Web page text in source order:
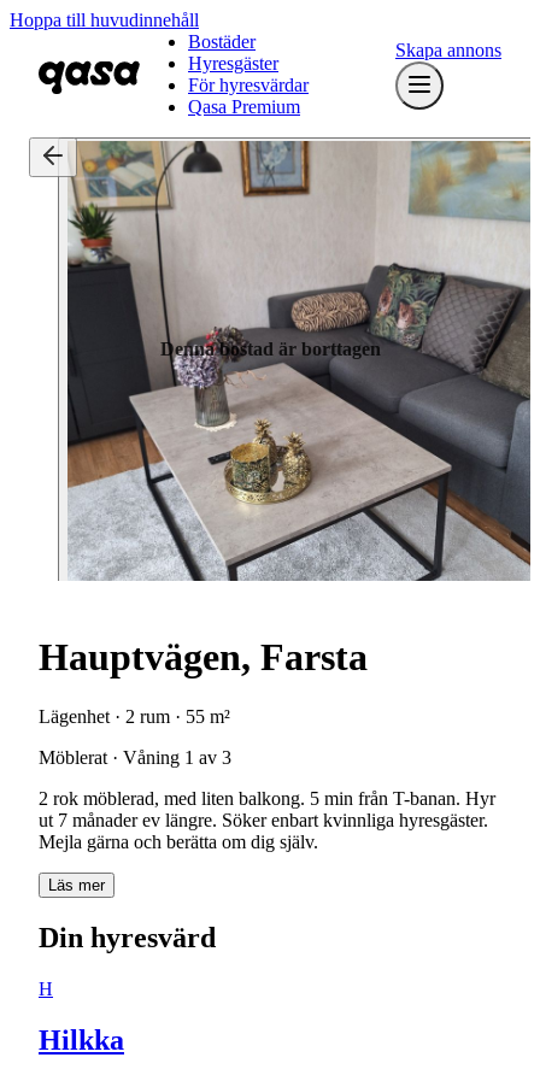
Hoppa till huvudinnehåll
Bostäder
Hyresgäster
För hyresvärdar
Qasa Premium
Skapa annons
Denna bostad är borttagen
Hauptvägen, Farsta
Lägenhet · 2 rum · 55 m²
Möblerat · Våning 1 av 3
2 rok möblerad, med liten balkong. 5 min från T-banan. Hyr
ut 7 månader ev längre. Söker enbart kvinnliga hyresgäster.
Mejla gärna och berätta om dig själv.
Läs mer
Din hyresvärd
H
Hilkka